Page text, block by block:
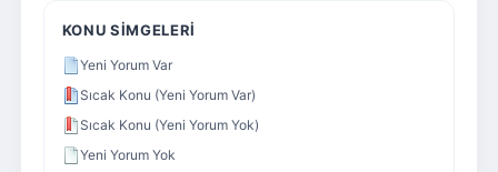
KONU SIMGELERI
Yeni Yorum Var
Sıcak Konu (Yeni Yorum Var)
Sıcak Konu (Yeni Yorum Yok)
Yeni Yorum Yok